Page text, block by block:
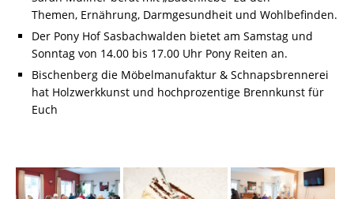
Themen, Ernährung, Darmgesundheit und Wohlbefinden.
Der Pony Hof Sasbachwalden bietet am Samstag und
Sonntag von 14.00 bis 17.00 Uhr Pony Reiten an.
Bischenberg die Möbelmanufaktur & Schnapsbrennerei
hat Holzwerkkunst und hochprozentige Brennkunst für
Euch